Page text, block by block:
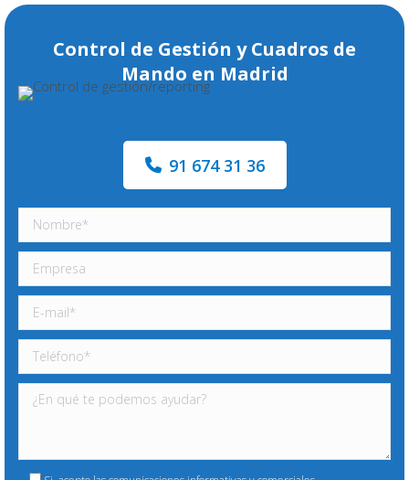
Control de Gestión y Cuadros de
Mando en Madrid
91 674 31 36